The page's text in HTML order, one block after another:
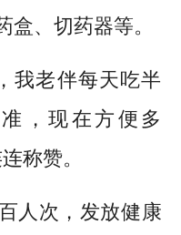
、切药器等。
我老伴每天吃半
，现在方便多
称赞。
人次，发放健康